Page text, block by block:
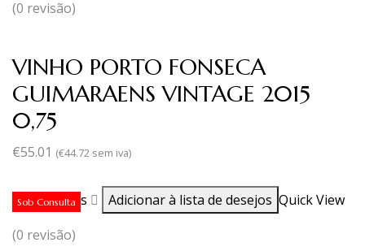
(0 revisão)
VINHO PORTO FONSECA
GUIMARAENS VINTAGE 2015
0,75
€55.01 (€44.72 sem iva)
Sob Consulta
Ler mais Adicionar à lista de desejos Quick View
(0 revisão)